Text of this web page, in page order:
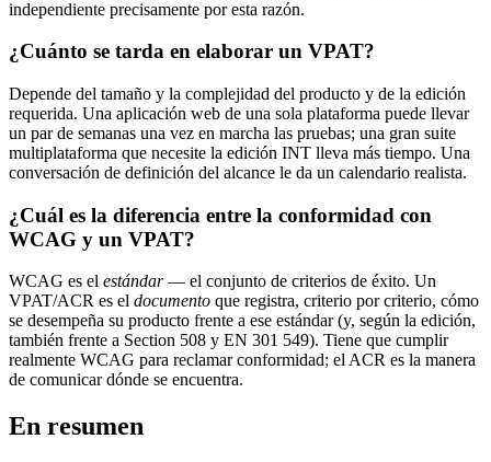
independiente precisamente por esta razón.
¿Cuánto se tarda en elaborar un VPAT?
Depende del tamaño y la complejidad del producto y de la edición
requerida. Una aplicación web de una sola plataforma puede llevar
un par de semanas una vez en marcha las pruebas; una gran suite
multiplataforma que necesite la edición INT lleva más tiempo. Una
conversación de definición del alcance le da un calendario realista.
¿Cuál es la diferencia entre la conformidad con
WCAG y un VPAT?
WCAG es el estándar— el conjunto de criterios de éxito. Un
VPAT/ACR es el documento que registra, criterio por criterio, cómo
se desempeña su producto frente a ese estándar (y, según la edición,
también frente a Section 508 y EN 301 549). Tiene que cumplir
realmente WCAG para reclamar conformidad; el ACR es la manera
de comunicar dónde se encuentra.
En resumen